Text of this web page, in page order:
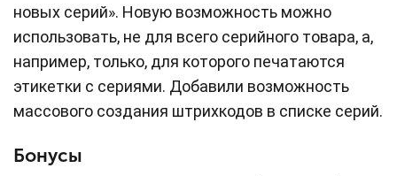
новых серий». Новую возможность можно
использовать, не для всего серийного товара, а,
например, только, для которого печатаются
этикетки с сериями. Добавили возможность
массового создания штрихкодов в списке серий.
Бонусы